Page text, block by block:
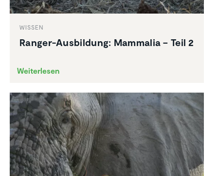
WISSEN
Ranger-Ausbil­dung: Mammalia – Teil 2
Weiterlesen